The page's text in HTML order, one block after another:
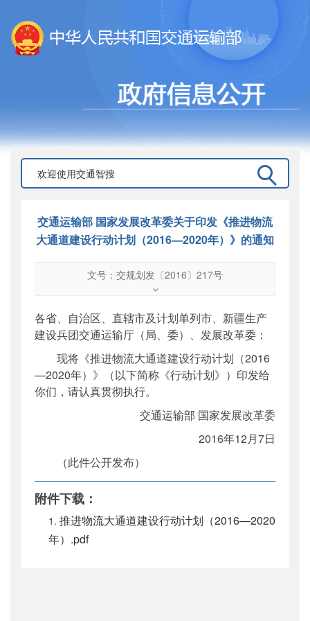
交通运输部 国家发展改革委关于印发《推进物流
大通道建设行动计划（2016—2020年）》的通知
文号：交规划发〔2016〕217号
交规划发〔2016〕217号
公开日期：2016年12月07日
主题词：
物流;行动计划
机构分类：综合规划司
主题分类：
综合规划
公文类型：部文件
各省、自治区、直辖市及计划单列市、新疆生产
建设兵团交通运输厅（局、委）、发展改革委：
现将《推进物流大通道建设行动计划（2016
—2020年）》（以下简称《行动计划》）印发给
你们，请认真贯彻执行。
交通运输部 国家发展改革委
2016年12月7日
（此件公开发布）
附件下载：
推进物流大通道建设行动计划（2016—2020
年）.pdf